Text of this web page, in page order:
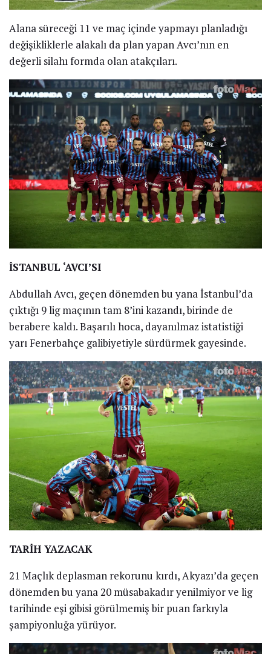
Alana süreceği 11 ve maç içinde yapmayı planladığı
değişikliklerle alakalı da plan yapan Avcı’nın en
değerli silahı formda olan atakçıları.
İSTANBUL ‘AVCI’SI
Abdullah Avcı, geçen dönemden bu yana İstanbul’da
çıktığı 9 lig maçının tam 8’ini kazandı, birinde de
berabere kaldı. Başarılı hoca, dayanılmaz istatistiği
yarı Fenerbahçe galibiyetiyle sürdürmek gayesinde.
TARİH YAZACAK
21 Maçlık deplasman rekorunu kırdı, Akyazı’da geçen
dönemden bu yana 20 müsabakadır yenilmiyor ve lig
tarihinde eşi gibisi görülmemiş bir puan farkıyla
şampiyonluğa yürüyor.